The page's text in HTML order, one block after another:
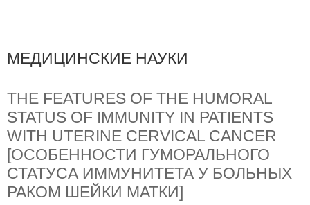
МЕДИЦИНСКИЕ НАУКИ
THE FEATURES OF THE HUMORAL
STATUS OF IMMUNITY IN PATIENTS
WITH UTERINE CERVICAL CANCER
[ОСОБЕННОСТИ ГУМОРАЛЬНОГО
СТАТУСА ИММУНИТЕТА У БОЛЬНЫХ
РАКОМ ШЕЙКИ МАТКИ]